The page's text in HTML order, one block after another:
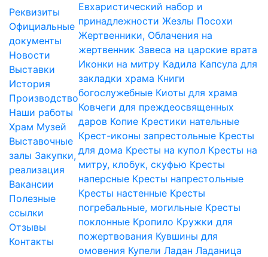
Реквизиты
Официальные
документы
Новости
Выставки
История
Производство
Наши работы
Храм Музей
Выставочные
залы Закупки,
реализация
Вакансии
Полезные
ссылки
Отзывы
Контакты
Евхаристический набор и
принадлежности Жезлы Посохи
Жертвенники, Облачения на
жертвенник Завеса на царские врата
Иконки на митру Кадила Капсула для
закладки храма Книги
богослужебные Киоты для храма
Ковчеги для преждеосвященных
даров Копие Крестики нательные
Крест-иконы запрестольные Кресты
для дома Кресты на купол Кресты на
митру, клобук, скуфью Кресты
наперсные Кресты напрестольные
Кресты настенные Кресты
погребальные, могильные Кресты
поклонные Кропило Кружки для
пожертвования Кувшины для
омовения Купели Ладан Ладаница